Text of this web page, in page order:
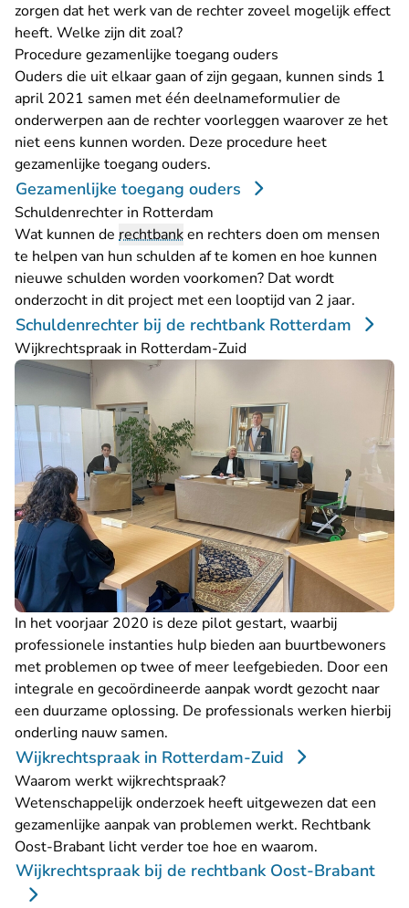
zorgen dat het werk van de rechter zoveel mogelijk effect
heeft. Welke zijn dit zoal?
Procedure gezamenlijke toegang ouders
Ouders die uit elkaar gaan of zijn gegaan, kunnen sinds 1
april 2021 samen met één deelnameformulier de
onderwerpen aan de rechter voorleggen waarover ze het
niet eens kunnen worden. Deze procedure heet
gezamenlijke toegang ouders.
Gezamenlijke toegang ouders
Schuldenrechter in Rotterdam
Wat kunnen de rechtbanken rechters doen om mensen
te helpen van hun schulden af te komen en hoe kunnen
nieuwe schulden worden voorkomen? Dat wordt
onderzocht in dit project met een looptijd van 2 jaar.
Schuldenrechter bij de rechtbank Rotterdam
Wijkrechtspraak in Rotterdam-Zuid
In het voorjaar 2020 is deze pilot gestart, waarbij
professionele instanties hulp bieden aan buurtbewoners
met problemen op twee of meer leefgebieden. Door een
integrale en gecoördineerde aanpak wordt gezocht naar
een duurzame oplossing. De professionals werken hierbij
onderling nauw samen.
Wijkrechtspraak in Rotterdam-Zuid
Waarom werkt wijkrechtspraak?
Wetenschappelijk onderzoek heeft uitgewezen dat een
gezamenlijke aanpak van problemen werkt. Rechtbank
Oost-Brabant licht verder toe hoe en waarom.
Wijkrechtspraak bij de rechtbank Oost-Brabant